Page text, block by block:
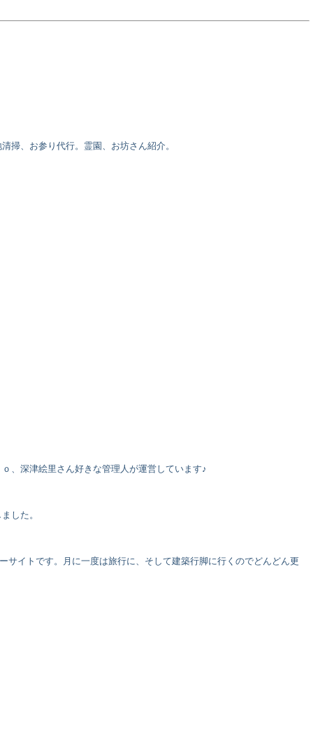
掃、お参り代行。霊園、お坊さん紹介。
、深津絵里さん好きな管理人が運営しています♪
した。
イトです。月に一度は旅行に、そして建築行脚に行くのでどんどん更